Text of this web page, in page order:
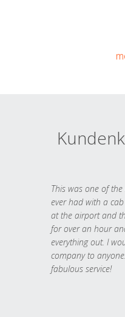
This was one of
ever had with a
at the airport and
for over an hour
everything out. I
company to
fabulous service!